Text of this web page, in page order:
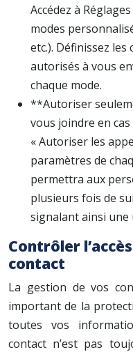
Accédez à
modes
etc.). Définissez
autorisés à vous
chaque mode.
**Autoriser
vous joindre en cas
« Autoriser les
paramètres de
permettra aux
plusieurs fois de
signalant ainsi une
Contrôler
contact
La gestion de vos
important de la
toutes vos
contact n’est pas